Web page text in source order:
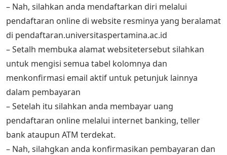
– Nah, silahkan anda mendaftarkan diri melalui
pendaftaran online di website resminya yang beralamat
di pendaftaran.universitaspertamina.ac.id
– Setalh membuka alamat websitetersebut silahkan
untuk mengisi semua tabel kolomnya dan
menkonfirmasi email aktif untuk petunjuk lainnya
dalam pembayaran
– Setelah itu silahkan anda membayar uang
pendaftaran online melalui internet banking, teller
bank ataupun ATM terdekat.
– Nah, silahgkan anda konfirmasikan pembayaran dan